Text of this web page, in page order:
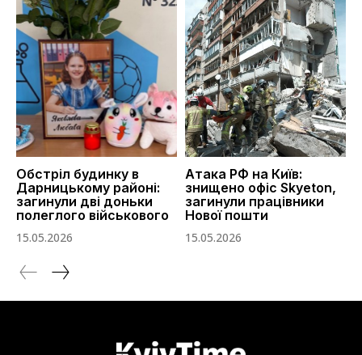
Обстріл будинку в
Дарницькому районі:
загинули дві доньки
полеглого військового
15.05.2026
Атака РФ на Київ:
знищено офіс Skyeton,
загинули працівники
Нової пошти
15.05.2026